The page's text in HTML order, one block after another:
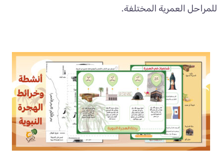
للمراحل العمرية المختلفة.